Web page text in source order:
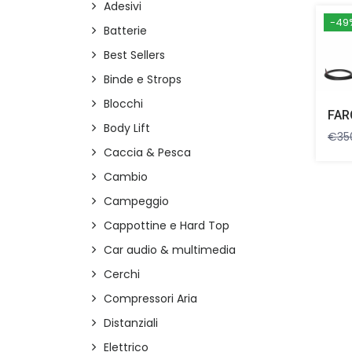
-
€
Adesivi
Batterie
Best Sellers
Binde e Strops
Blocchi
Body Lift
Caccia & Pesca
Cambio
Campeggio
Cappottine e Hard Top
Car audio & multimedia
Cerchi
Compressori Aria
Distanziali
Elettrico